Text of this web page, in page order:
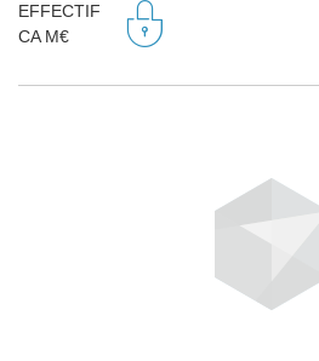
EFFECTIF
CA M€